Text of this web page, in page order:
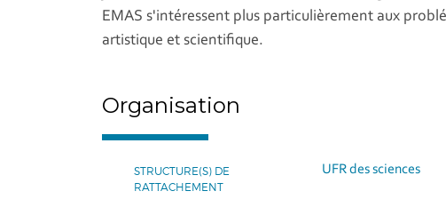
EMAS s'intéressent plus particulièrement aux
artistique et scientifique.
Organisation
STRUCTURE(S) DE
RATTACHEMENT
UFR des sciences